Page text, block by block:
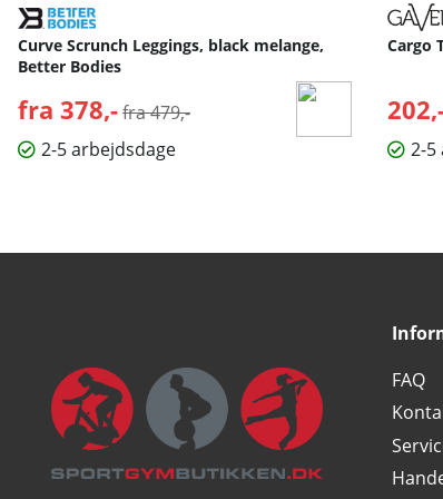
Curve Scrunch Leggings, black melange,
Better Bodies
fra 378,-Normalpris:
fra 479,-
2-5 arbejdsdage
Cargo
2-5
FAQ